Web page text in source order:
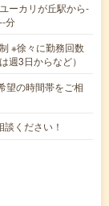
ーカリが丘駅から-
分
※徐々に勤務回数
週3日からなど）
望の時間帯をご相
ください！